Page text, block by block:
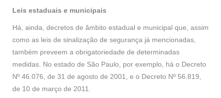
Leis estaduais e municipais
Há, ainda, decretos de âmbito estadual e municipal que, assim
como as leis de sinalização de segurança já mencionadas,
também preveem a obrigatoriedade de determinadas
medidas. No estado de São Paulo, por exemplo, há o Decreto
Nº 46.076, de 31 de agosto de 2001, e o Decreto Nº 56.819,
de 10 de março de 2011.